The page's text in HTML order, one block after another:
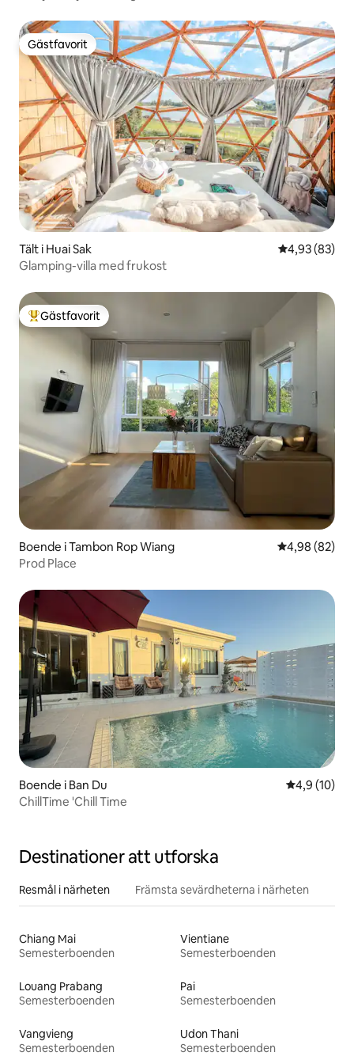
Gästfavorit
Gästfavorit
Tält i Huai Sak 4,93 av 5 i
4,93 (83)
Glamping-villa med frukost
Populär gästfavorit
Gästfavorit
Boende i Tambon Rop Wiang 4,98 av 5 i
4,98 (82)
Prod Place
Boende i Ban Du 4,9 av 5 i
4,9 (10)
ChillTime 'Chill Time
Destinationer att utforska
Resmål i närheten Främsta sevärdheterna i närheten
Chiang Mai
Semesterboenden
Vientiane
Semesterboenden
Louang Prabang
Semesterboenden
Pai
Semesterboenden
Vangvieng
Semesterboenden
Udon Thani
Semesterboenden